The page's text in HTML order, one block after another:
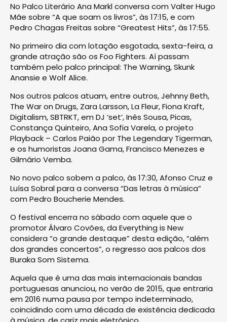
No Palco Literário Ana Markl conversa com Valter Hugo
Mãe sobre “A que soam os livros”, às 17:15, e com
Pedro Chagas Freitas sobre “Greatest Hits”, às 17:55.
No primeiro dia com lotação esgotada, sexta-feira, a
grande atração são os Foo Fighters. Aí passam
também pelo palco principal: The Warning, Skunk
Anansie e Wolf Alice.
Nos outros palcos atuam, entre outros, Jehnny Beth,
The War on Drugs, Zara Larsson, La Fleur, Fiona Kraft,
Digitalism, SBTRKT, em DJ ‘set’, Inês Sousa, Picas,
Constança Quinteiro, Ana Sofia Varela, o projeto
Playback – Carlos Paião por The Legendary Tigerman,
e os humoristas Joana Gama, Francisco Menezes e
Gilmário Vemba.
No novo palco sobem a palco, às 17:30, Afonso Cruz e
Luísa Sobral para a conversa “Das letras à música”
com Pedro Boucherie Mendes.
O festival encerra no sábado com aquele que o
promotor Álvaro Covões, da Everything is New
considera “o grande destaque” desta edição, “além
dos grandes concertos”, o regresso aos palcos dos
Buraka Som Sistema.
Aquela que é uma das mais internacionais bandas
portuguesas anunciou, no verão de 2015, que entraria
em 2016 numa pausa por tempo indeterminado,
coincidindo com uma década de existência dedicada